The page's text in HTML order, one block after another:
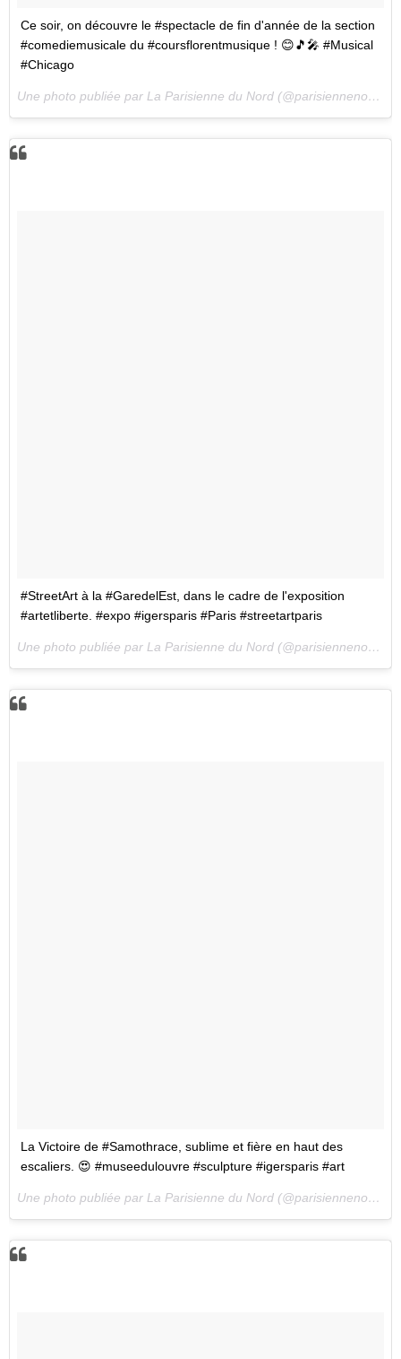
Ce soir, on découvre le #spectacle de fin d'année de la section
#comediemusicale du #coursflorentmusique ! 😊🎵🎤 #Musical
#Chicago
Une photo publiée par La Parisienne du Nord (@parisiennenord) le
#StreetArt à la #GaredelEst, dans le cadre de l'exposition
#artetliberte. #expo #igersparis #Paris #streetartparis
Une photo publiée par La Parisienne du Nord (@parisiennenord) le
La Victoire de #Samothrace, sublime et fière en haut des
escaliers. 😍 #museedulouvre #sculpture #igersparis #art
Une photo publiée par La Parisienne du Nord (@parisiennenord) le